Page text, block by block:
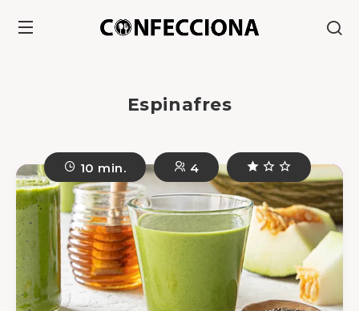
Espinafres
10 min. 4